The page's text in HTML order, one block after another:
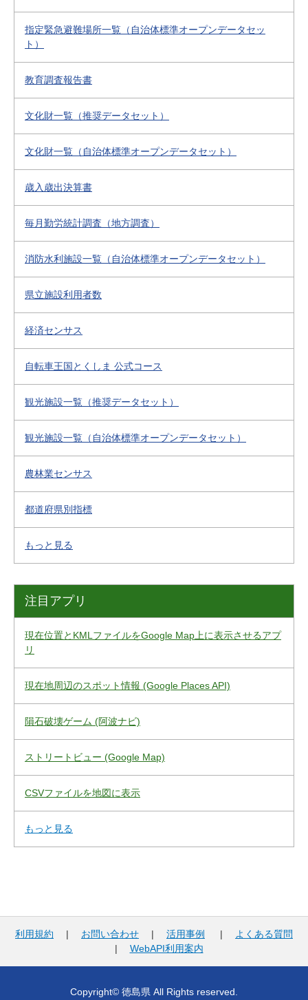
指定緊急避難場所一覧（自治体標準オープンデータセッ
ト）
教育調査報告書
文化財一覧（推奨データセット）
文化財一覧（自治体標準オープンデータセット）
歳入歳出決算書
毎月勤労統計調査（地方調査）
消防水利施設一覧（自治体標準オープンデータセット）
県立施設利用者数
経済センサス
自転車王国とくしま 公式コース
観光施設一覧（推奨データセット）
観光施設一覧（自治体標準オープンデータセット）
農林業センサス
都道府県別指標
もっと見る
注目アプリ
現在位置とKMLファイルをGoogle Map上に表示させるアプ
リ
現在地周辺のスポット情報 (Google Places API)
隕石破壊ゲーム (阿波ナビ)
ストリートビュー (Google Map)
CSVファイルを地図に表示
もっと見る
利用規約 | お問い合わせ | 活用事例 |
よくある質問
| WebAPI利用案内
Copyright© 徳島県 All Rights reserved.